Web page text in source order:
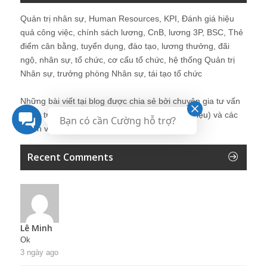
Quản trị nhân sự, Human Resources, KPI, Đánh giá hiệu
quả công việc, chính sách lương, CnB, lương 3P, BSC, Thẻ
điểm cân bằng, tuyển dụng, đào tạo, lương thưởng, đãi
ngộ, nhân sự, tổ chức, cơ cấu tổ chức, hệ thống Quản trị
Nhân sự, trưởng phòng Nhân sự, tái tạo tổ chức
Những bài viết tại blog được chia sẻ bởi chuyên gia tư vấn
Quản trị Nhân sự Nguyễn Hùng Cường (
giới thiệu) và các
thành viên khác trong cộng đồng Nhân sự.
Recent Comments
Lê Minh
Ok
3 ngày ago
Bạn có cần Cường hỗ trợ?